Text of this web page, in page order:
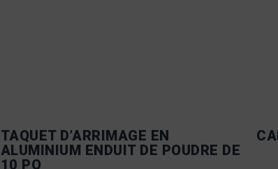
TAQUET D’ARRIMAGE EN
ALUMINIUM ENDUIT DE POUDRE DE
10 PO